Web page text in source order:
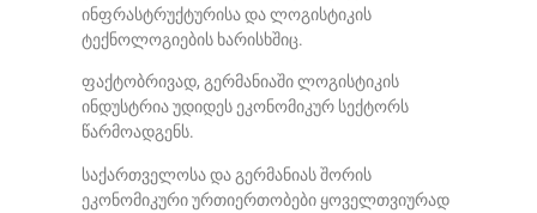
ინფრასტრუქტურისა და ლოგისტიკის
ტექნოლოგიების ხარისხშიც.
ფაქტობრივად, გერმანიაში ლოგისტიკის
ინდუსტრია უდიდეს ეკონომიკურ სექტორს
წარმოადგენს.
საქართველოსა და გერმანიას შორის
ეკონომიკური ურთიერთობები ყოველთვიურად